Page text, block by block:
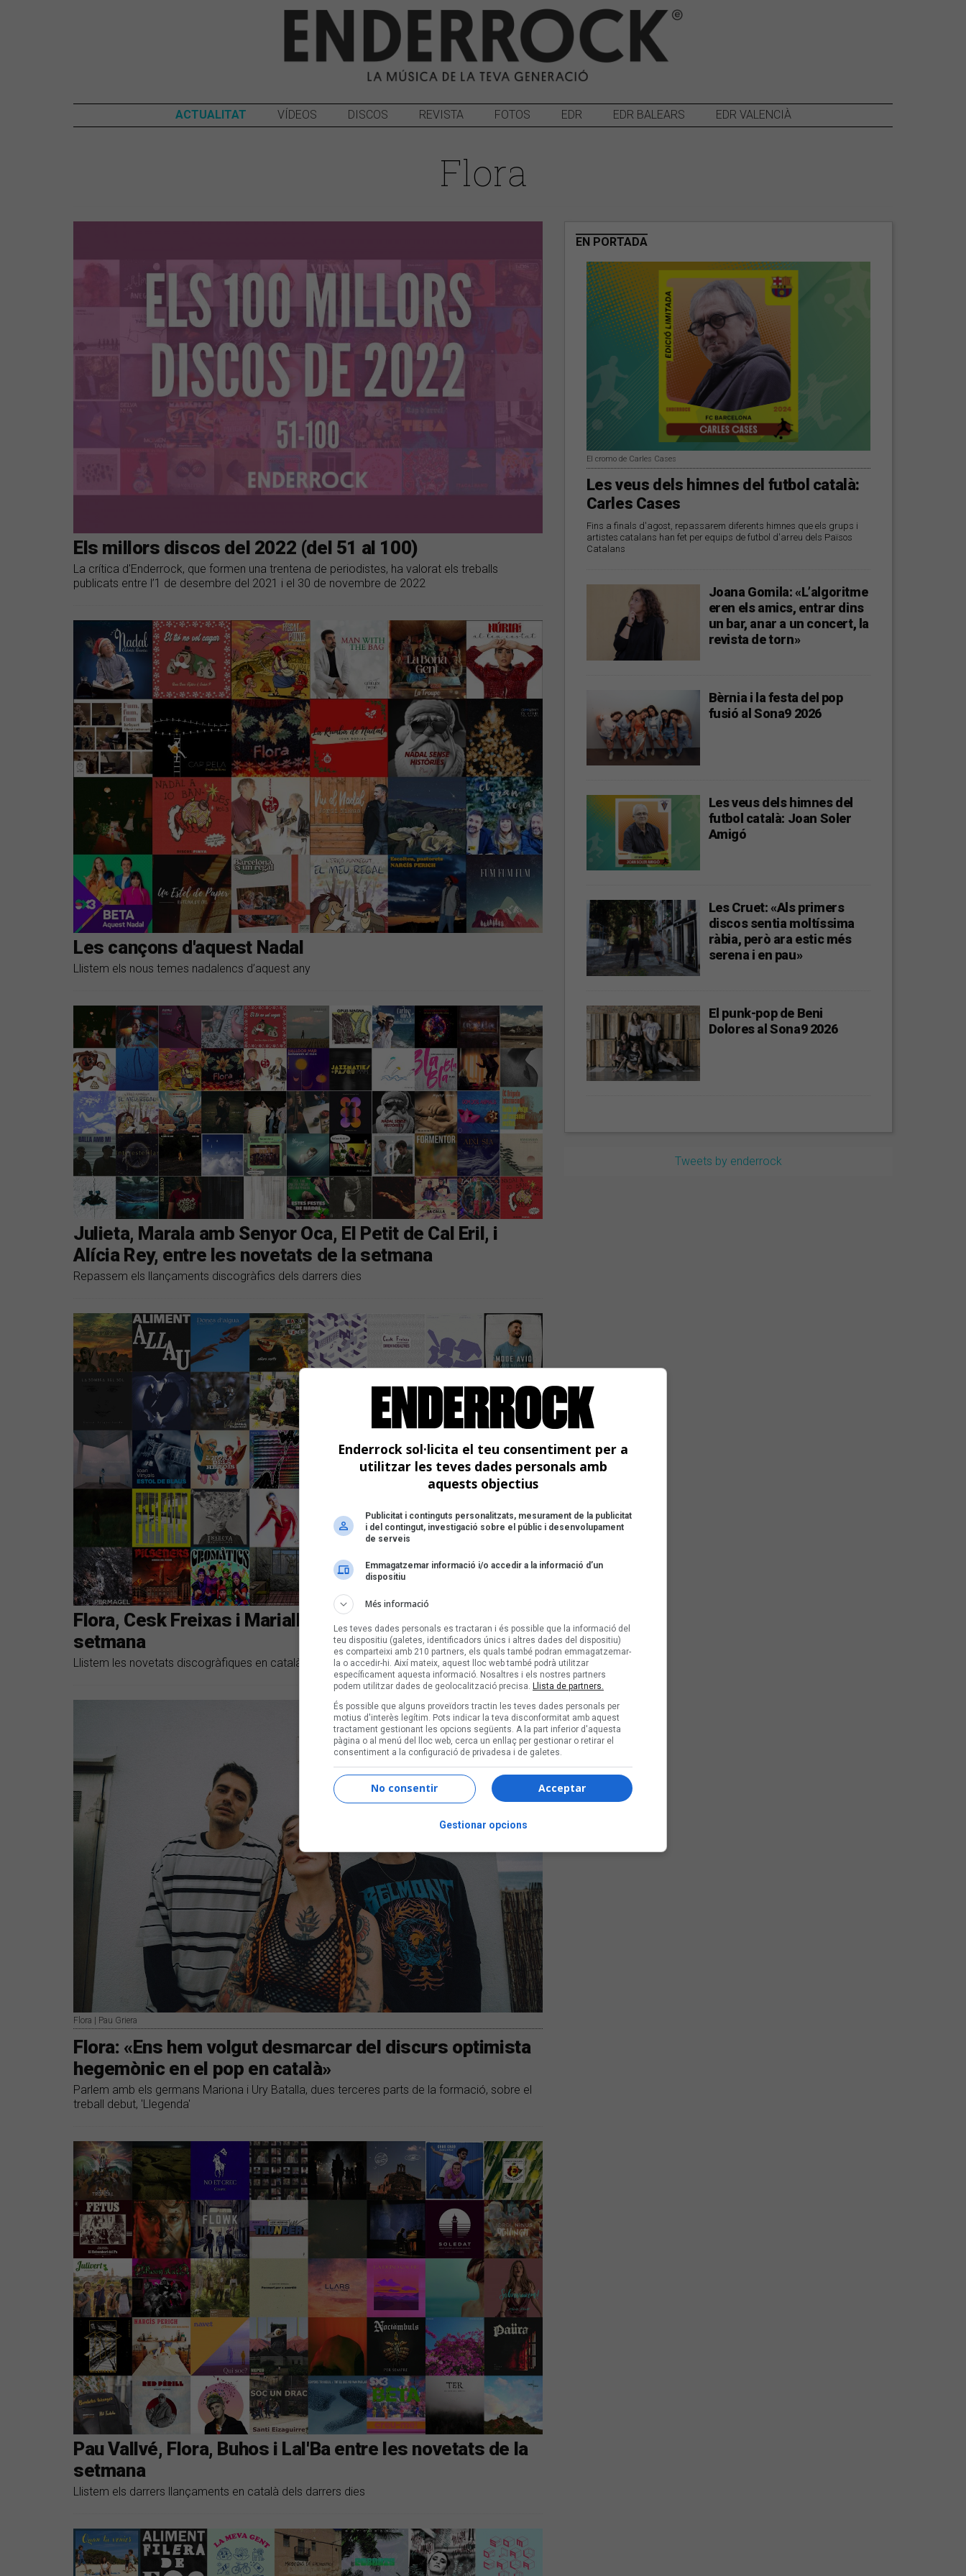
ACTUALITAT VÍDEOS DISCOS REVISTA FOTOS EDR EDR BALEARS EDR VALENCIÀ
Flora
Els millors discos del 2022 (del 51 al 100)
La crítica d'Enderrock, que formen una trentena de periodistes, ha valorat els treballs
publicats entre l’1 de desembre del 2021 i el 30 de novembre de 2022
Les cançons d'aquest Nadal
Llistem els nous temes nadalencs d’aquest any
Julieta, Marala amb Senyor Oca, El Petit de Cal Eril, i
Alícia Rey, entre les novetats de la setmana
Repassem els llançaments discogràfics dels darrers dies
Flora, Cesk Freixas i Marialluïsa entre les novetats de la
setmana
Llistem les novetats discogràfiques en català dels darrers dies
Flora | Pau Griera
Flora: «Ens hem volgut desmarcar del discurs optimista
hegemònic en el pop en català»
Parlem amb els germans Mariona i Ury Batalla, dues terceres parts de la formació, sobre el
treball debut, 'Llegenda'
Pau Vallvé, Flora, Buhos i Lal'Ba entre les novetats de la
setmana
Llistem els darrers llançaments en català dels darrers dies
EN PORTADA
El cromo de Carles Cases
Les veus dels himnes del futbol català:
Carles Cases
Fins a finals d'agost, repassarem diferents himnes que els grups i
artistes catalans han fet per equips de futbol d'arreu dels Països
Catalans
Joana Gomila: «L’algoritme
eren els amics, entrar dins
un bar, anar a un concert, la
revista de torn»
Bèrnia i la festa del pop
fusió al Sona9 2026
Les veus dels himnes del
futbol català: Joan Soler
Amigó
Les Cruet: «Als primers
discos sentia moltíssima
ràbia, però ara estic més
serena i en pau»
El punk-pop de Beni
Dolores al Sona9 2026
Tweets by enderrock
Enderrock sol·licita el teu consentiment per a
utilitzar les teves dades personals amb
aquests objectius
Publicitat i continguts personalitzats, mesurament de la publicitat
i del contingut, investigació sobre el públic i desenvolupament
de serveis
Emmagatzemar informació i/o accedir a la informació d’un
dispositiu
Més informació
Les teves dades personals es tractaran i és possible que la informació del
teu dispositiu (galetes, identificadors únics i altres dades del dispositiu)
es comparteixi amb 210 partners, els quals també podran emmagatzemar-
la o accedir-hi. Així mateix, aquest lloc web també podrà utilitzar
específicament aquesta informació. Nosaltres i els nostres partners
podem utilitzar dades de geolocalització precisa. Llista de partners.
És possible que alguns proveïdors tractin les teves dades personals per
motius d'interès legítim. Pots indicar la teva disconformitat amb aquest
tractament gestionant les opcions següents. A la part inferior d'aquesta
pàgina o al menú del lloc web, cerca un enllaç per gestionar o retirar el
consentiment a la configuració de privadesa i de galetes.
Acceptar
No consentir
Gestionar opcions